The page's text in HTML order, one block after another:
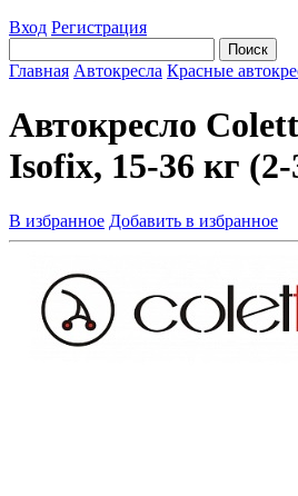
Вход Регистрация
Главная Автокресла Красные
Автокресло
Isofix, 15-36 кг (2-
В избранное Добавить в избранное